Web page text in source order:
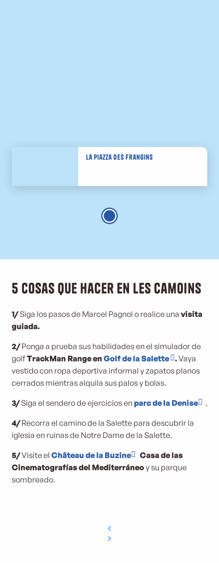
La Piazza des Frangins
5 cosas que hacer en Les Camoins
1/Siga los pasos de Marcel Pagnol o realice una visita
guiada.
2/Ponga a prueba sus habilidades en el simulador de
golfTrackMan Range en Golf de la Salette .Vaya
vestido con ropa deportiva informal y zapatos planos
cerrados mientras alquila sus palos y bolas.
3/Siga el sendero de ejercicios en parc de la Denise .
4/Recorra el camino de la Salette para descubrir la
iglesia en ruinas de Notre Dame de la Salette.
5/Visite el Château de la Buzine
Casa de las
Cinematografías del Mediterráneoy su parque
sombreado.